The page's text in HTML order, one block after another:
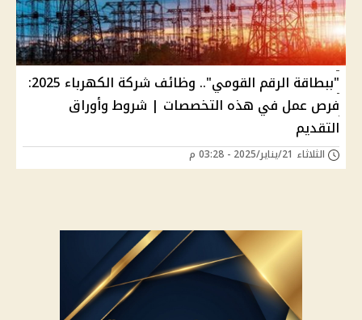
"ببطاقة الرقم القومي".. وظائف شركة الكهرباء 2025:
فرص عمل في هذه التخصصات | شروط وأوراق
التقديم
الثلاثاء 21/يناير/2025 - 03:28 م